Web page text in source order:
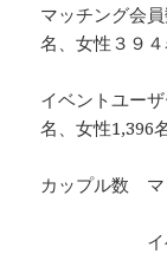
マッチング
名、女性３９４
イベントユ
名、女性1,396名
カップル数
イベ